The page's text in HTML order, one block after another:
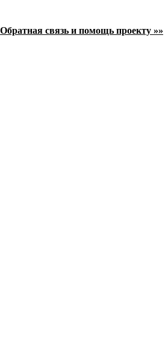
Обратная связь и помощь проекту »»